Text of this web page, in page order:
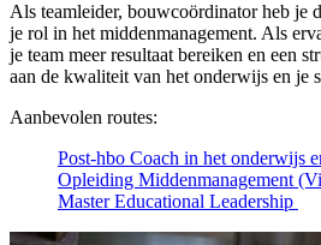
Als teamleider, bouwcoördinator heb je
je rol in het middenmanagement. Als
je team meer resultaat bereiken en een
aan de kwaliteit van het onderwijs en je
Aanbevolen routes:
Post-hbo Coach in het onderwijs
Opleiding Middenmanagement
Master Educational Leadership